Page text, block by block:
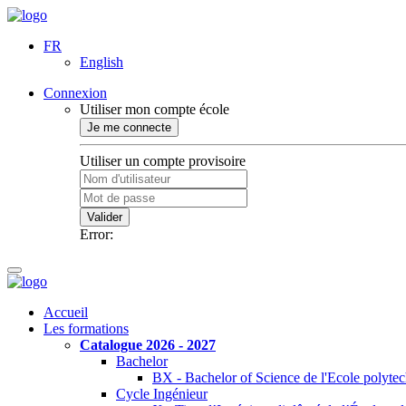
FR
English
Connexion
Utiliser mon compte école
Je me connecte
Utiliser un compte provisoire
Valider
Error:
Accueil
Les formations
Catalogue 2026 - 2027
Bachelor
BX - Bachelor of Science de l'Ecole
Cycle Ingénieur